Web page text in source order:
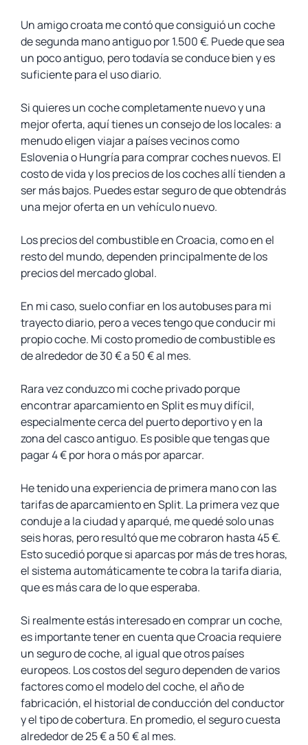
Un amigo croata me contó que consiguió un coche
de segunda mano antiguo por 1.500 €. Puede que sea
un poco antiguo, pero todavía se conduce bien y es
suficiente para el uso diario.
Si quieres un coche completamente nuevo y una
mejor oferta, aquí tienes un consejo de los locales: a
menudo eligen viajar a países vecinos como
Eslovenia o Hungría para comprar coches nuevos. El
costo de vida y los precios de los coches allí tienden a
ser más bajos. Puedes estar seguro de que obtendrás
una mejor oferta en un vehículo nuevo.
Los precios del combustible en Croacia, como en el
resto del mundo, dependen principalmente de los
precios del mercado global.
En mi caso, suelo confiar en los autobuses para mi
trayecto diario, pero a veces tengo que conducir mi
propio coche. Mi costo promedio de combustible es
de alrededor de 30 € a 50 € al mes.
Rara vez conduzco mi coche privado porque
encontrar aparcamiento en Split es muy difícil,
especialmente cerca del puerto deportivo y en la
zona del casco antiguo. Es posible que tengas que
pagar 4 € por hora o más por aparcar.
He tenido una experiencia de primera mano con las
tarifas de aparcamiento en Split. La primera vez que
conduje a la ciudad y aparqué, me quedé solo unas
seis horas, pero resultó que me cobraron hasta 45 €.
Esto sucedió porque si aparcas por más de tres horas,
el sistema automáticamente te cobra la tarifa diaria,
que es más cara de lo que esperaba.
Si realmente estás interesado en comprar un coche,
es importante tener en cuenta que Croacia requiere
un seguro de coche, al igual que otros países
europeos. Los costos del seguro dependen de varios
factores como el modelo del coche, el año de
fabricación, el historial de conducción del conductor
y el tipo de cobertura. En promedio, el seguro cuesta
alrededor de 25 € a 50 € al mes.